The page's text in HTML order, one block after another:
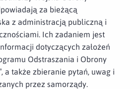
za bieżącą
z administracją publiczną i
Ich zadaniem jest
dotyczących założeń
Odstraszania i Obrony
a także zbieranie pytań, uwag i
przez samorządy.